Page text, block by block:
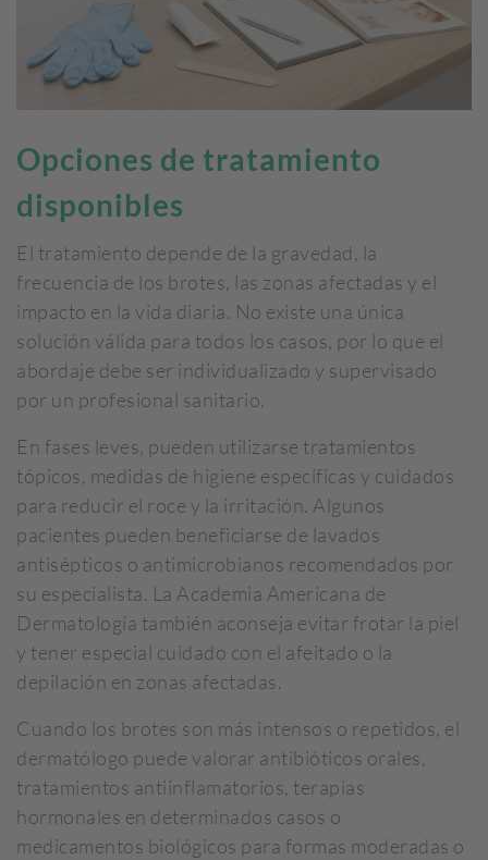
Opciones de tratamiento
disponibles
El tratamiento depende de la gravedad, la
frecuencia de los brotes, las zonas afectadas y el
impacto en la vida diaria. No existe una única
solución válida para todos los casos, por lo que el
abordaje debe ser individualizado y supervisado
por un profesional sanitario.
En fases leves, pueden utilizarse tratamientos
tópicos, medidas de higiene específicas y cuidados
para reducir el roce y la irritación. Algunos
pacientes pueden beneficiarse de lavados
antisépticos o antimicrobianos recomendados por
su especialista. La Academia Americana de
Dermatología también aconseja evitar frotar la piel
y tener especial cuidado con el afeitado o la
depilación en zonas afectadas.
Cuando los brotes son más intensos o repetidos, el
dermatólogo puede valorar antibióticos orales,
tratamientos antiinflamatorios, terapias
hormonales en determinados casos o
medicamentos biológicos para formas moderadas o